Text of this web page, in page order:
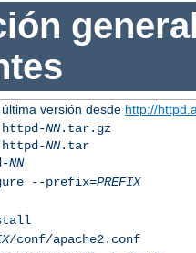
versión desde http://
NN.tar.gz
NN.tar
NN
--prefix=PREFIX
/conf/apache2.conf